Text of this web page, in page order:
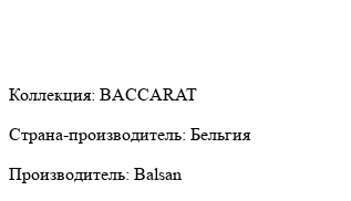
Коллекция: BACCARAT
Страна-производитель: Бельгия
Производитель: Balsan